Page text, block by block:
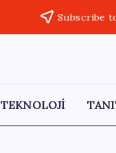
Subscribe
TEKNOLOJİ